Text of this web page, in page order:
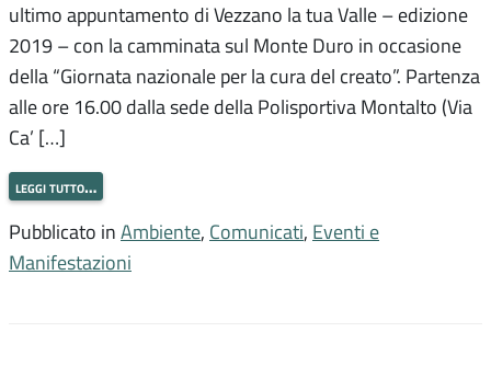
ultimo appuntamento di Vezzano la tua Valle – edizione
2019 – con la camminata sul Monte Duro in occasione
della “Giornata nazionale per la cura del creato”. Partenza
alle ore 16.00 dalla sede della Polisportiva Montalto (Via
Ca’ […]
leggi tutto…
Pubblicato in Ambiente, Comunicati, Eventi e
Manifestazioni